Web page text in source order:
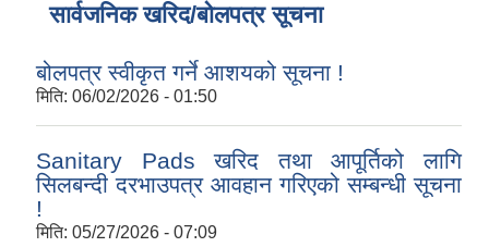
सार्वजनिक खरिद/बोलपत्र सूचना
बोलपत्र स्वीकृत गर्ने आशयको सूचना !
मिति: 06/02/2026 - 01:50
Sanitary Pads खरिद तथा आपूर्तिको लागि
सिलबन्दी दरभाउपत्र आवहान गरिएको सम्बन्धी सूचना
!
मिति: 05/27/2026 - 07:09